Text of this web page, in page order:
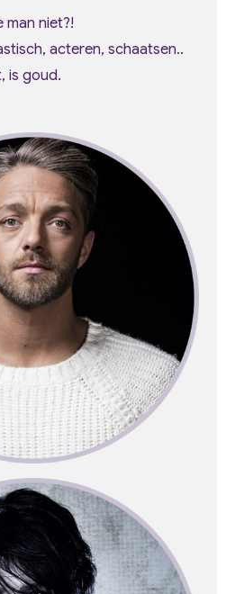
man niet?!
acteren, schaatsen..
is goud.